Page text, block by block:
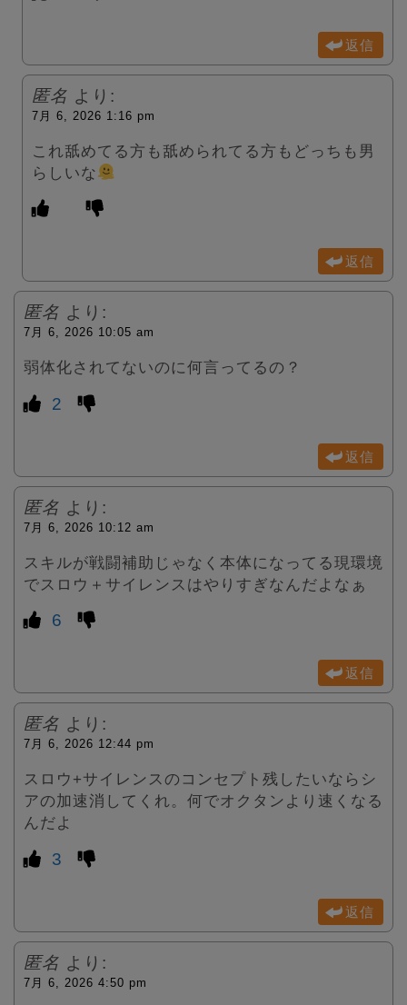
返信
匿名 より:
7月 6, 2026 1:16 pm
これ舐めてる方も舐められてる方もどっちも男
らしいな
返信
匿名 より:
7月 6, 2026 10:05 am
弱体化されてないのに何言ってるの？
2
返信
匿名 より:
7月 6, 2026 10:12 am
スキルが戦闘補助じゃなく本体になってる現環境
でスロウ＋サイレンスはやりすぎなんだよなぁ
6
返信
匿名 より:
7月 6, 2026 12:44 pm
スロウ+サイレンスのコンセプト残したいならシ
アの加速消してくれ。何でオクタンより速くなる
んだよ
3
返信
匿名 より:
7月 6, 2026 4:50 pm